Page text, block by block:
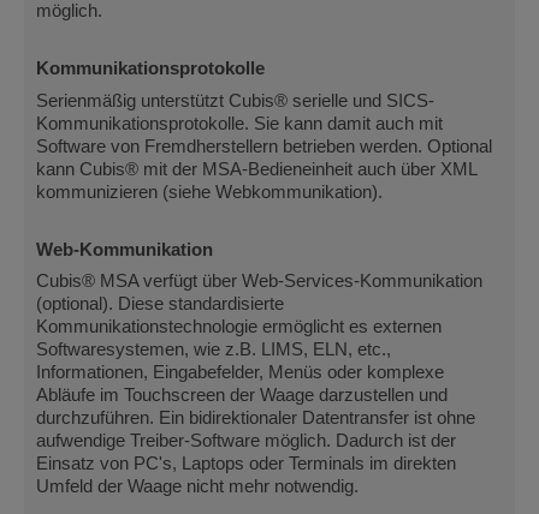
möglich.
Kommunikationsprotokolle
Serienmäßig unterstützt Cubis® serielle und SICS-
Kommunikationsprotokolle. Sie kann damit auch mit
Software von Fremdherstellern betrieben werden. Optional
kann Cubis® mit der MSA-Bedieneinheit auch über XML
kommunizieren (siehe Webkommunikation).
Web-Kommunikation
Cubis® MSA verfügt über Web-Services-Kommunikation
(optional). Diese standardisierte
Kommunikationstechnologie ermöglicht es externen
Softwaresystemen, wie z.B. LIMS, ELN, etc.,
Informationen, Eingabefelder, Menüs oder komplexe
Abläufe im Touchscreen der Waage darzustellen und
durchzuführen. Ein bidirektionaler Datentransfer ist ohne
aufwendige Treiber-Software möglich. Dadurch ist der
Einsatz von PC's, Laptops oder Terminals im direkten
Umfeld der Waage nicht mehr notwendig.